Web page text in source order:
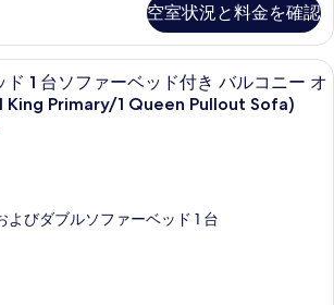
空室状況と料金を確認
高級寝具、セーフティボックス (室
ド 1 台ソファーベッド付き バルコニー オ
King Primary/1 Queen Pullout Sofa)
よびダブルソファーベッド 1 台